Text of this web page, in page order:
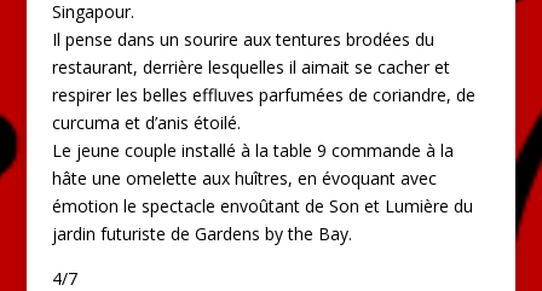
Singapour.
Il pense dans un sourire aux tentures brodées du
restaurant, derrière lesquelles il aimait se cacher et
respirer les belles effluves parfumées de coriandre, de
curcuma et d’anis étoilé.
Le jeune couple installé à la table 9 commande à la
hâte une omelette aux huîtres, en évoquant avec
émotion le spectacle envoûtant de Son et Lumière du
jardin futuriste de Gardens by the Bay.
4/7